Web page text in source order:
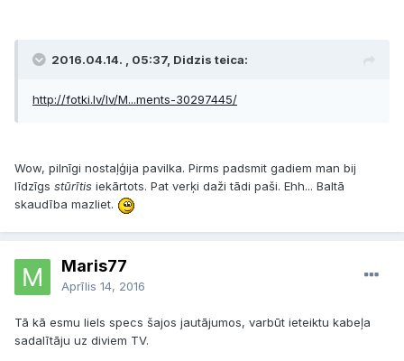
2016.04.14. , 05:37, Didzis teica:
http://fotki.lv/lv/M...ments-30297445/
Wow, pilnīgi nostaļģija pavilka. Pirms padsmit gadiem man bij
līdzīgs stūrītis iekārtots. Pat verķi daži tādi paši. Ehh... Baltā
skaudība mazliet.
Maris77
Aprīlis 14, 2016
Tā kā esmu liels specs šajos jautājumos, varbūt ieteiktu kabeļa
sadalītāju uz diviem TV.